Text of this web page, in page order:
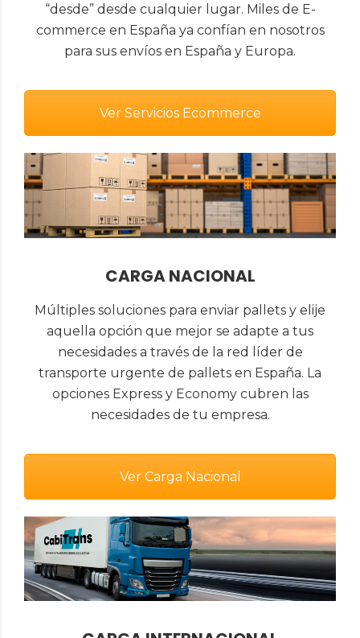
“desde” desde cualquier lugar. Miles de E-
commerce en España ya confían en nosotros
para sus envíos en España y Europa.
Ver Servicios Ecommerce
CARGA NACIONAL
Múltiples soluciones para enviar pallets y elije
aquella opción que mejor se adapte a tus
necesidades a través de la red líder de
transporte urgente de pallets en España. La
opciones Express y Economy cubren las
necesidades de tu empresa.
Ver Carga Nacional